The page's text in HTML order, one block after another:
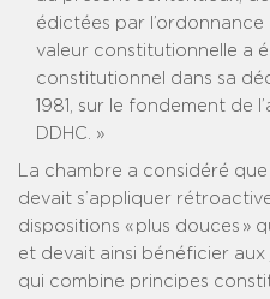
édictées par
valeur constitutionnelle a
constitutionnel dans sa
1981, sur le fondement de
DDHC. »
La chambre a considéré
devait s’appliquer
dispositions « plus douces »
et devait ainsi bénéficier
qui combine principes